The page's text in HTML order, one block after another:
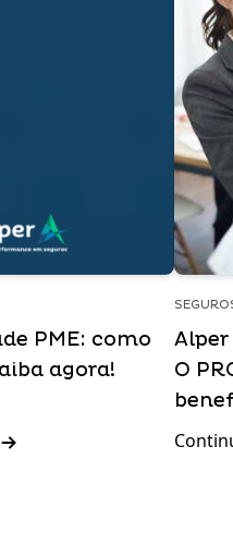
PME: como
agora!
Alper
O